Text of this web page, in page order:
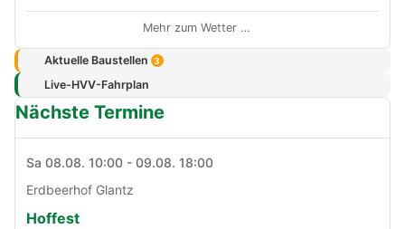
Mehr zum Wetter …
Aktuelle Baustellen 3
Live-HVV-Fahrplan
Nächste Termine
Sa 08.08. 10:00 - 09.08. 18:00
Erdbeerhof Glantz
Hoffest